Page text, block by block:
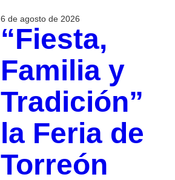
6 de agosto de 2026
“Fiesta,
Familia y
Tradición”
la Feria de
Torreón